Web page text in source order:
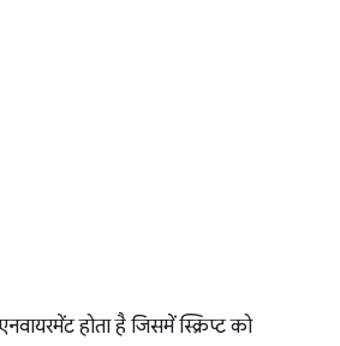
होता है जिसमें स्क्रिप्ट को